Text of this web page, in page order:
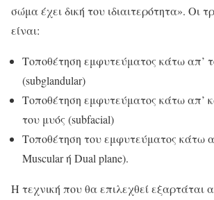
σώμα έχει δική του ιδιαιτερότητα». Οι
είναι:
Τοποθέτηση εμφυτεύματος κάτω απ’
(subglandular)
Τοποθέτηση εμφυτεύματος κάτω απ’
του μυός (subfacial)
Τοποθέτηση του εμφυτεύματος κάτω
Muscular ή Dual plane).
Η τεχνική που θα επιλεχθεί εξαρτάται